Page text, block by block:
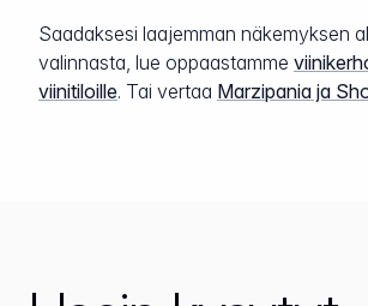
Saadaksesi laajemman näkemyksen
valinnasta, lue oppaastamme
viinitiloille. Tai vertaa Marzipania ja